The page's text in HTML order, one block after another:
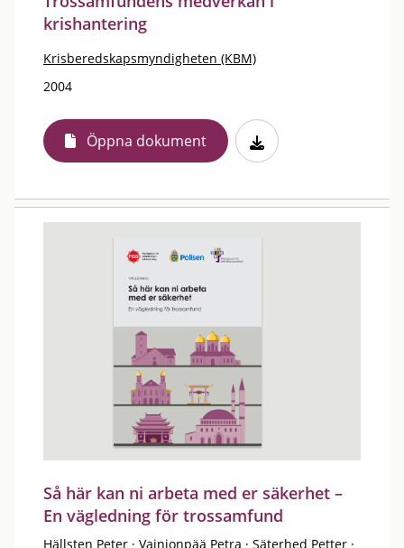
krishantering
Krisberedskapsmyndigheten (KBM)
2004
Öppna dokument
Så här kan ni arbeta med er säkerhet –
En vägledning för trossamfund
Hällsten Peter · Vainionpää Petra · Säterhed Petter ·